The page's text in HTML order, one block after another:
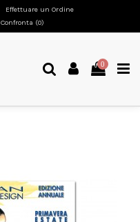
Effettuare un Ordine
Confronta (0)
0